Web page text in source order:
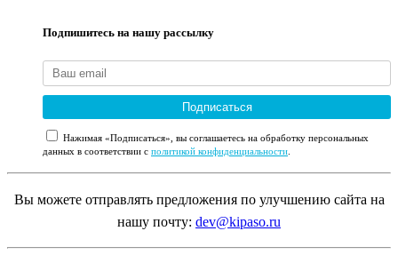
Подпишитесь на нашу рассылку
Подписаться
Нажимая «Подписаться», вы соглашаетесь на обработку персональных
данных в соответствии с политикой конфиденциальности
Вы можете отправлять предложения по улучшению сайта на
нашу почту: dev@kipaso.ru